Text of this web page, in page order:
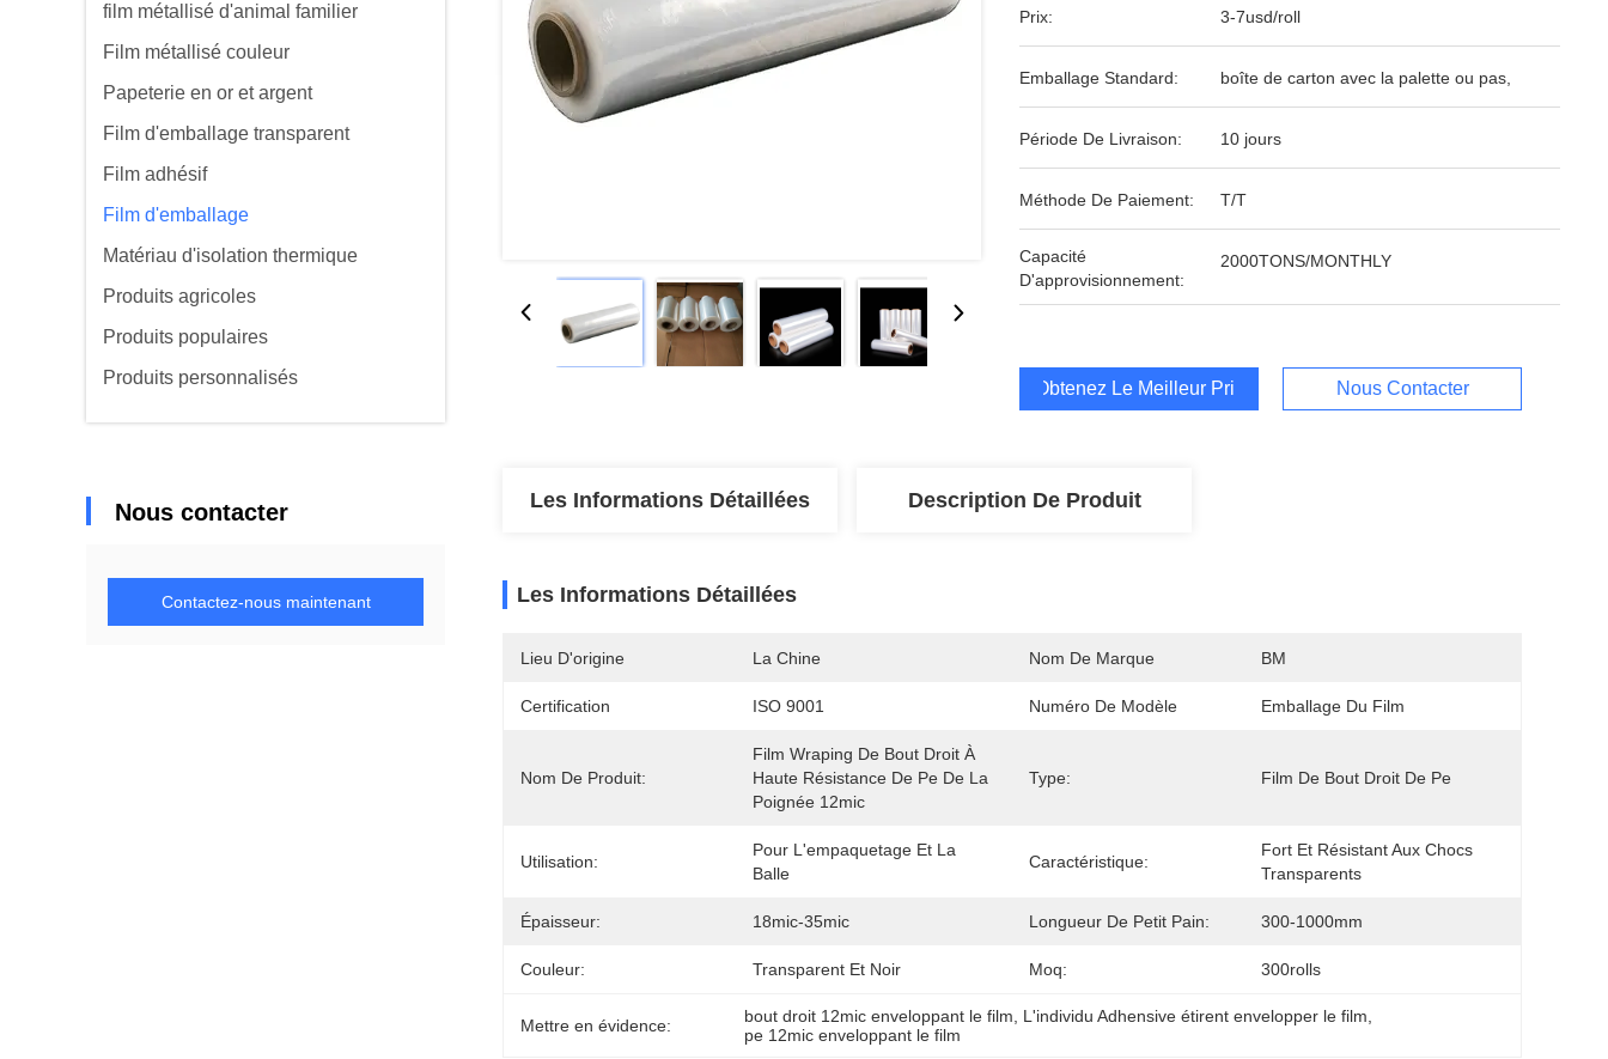
film métallisé d'animal familier
Film métallisé couleur
Papeterie en or et argent
Film d'emballage transparent
Film adhésif
Film d'emballage
Matériau d'isolation thermique
Produits agricoles
Produits populaires
Produits personnalisés
Nous contacter
Contactez-nous maintenant
Prix: 3-7usd/roll
Emballage Standard: boîte de carton avec la palette ou pas,
Période De Livraison: 10 jours
Méthode De Paiement: T/T
Capacité
D'approvisionnement:
2000TONS/MONTHLY
Obtenez Le Meilleur Prix Nous Contacter
Les Informations Détaillées Description De Produit
Les Informations Détaillées
Lieu D'origine La Chine Nom De Marque BM
Certification ISO 9001 Numéro De Modèle Emballage Du Film
Nom De Produit:
Film Wraping De Bout Droit À
Haute Résistance De Pe De La
Poignée 12mic
Type: Film De Bout Droit De Pe
Utilisation:
Pour L'empaquetage Et La
Balle
Caractéristique:
Fort Et Résistant Aux Chocs
Transparents
Épaisseur: 18mic-35mic Longueur De Petit Pain: 300-1000mm
Couleur: Transparent Et Noir Moq: 300rolls
Mettre en évidence: bout droit 12mic enveloppant le film L'individu Adhensive étirent envelopper le film
pe 12mic enveloppant le film